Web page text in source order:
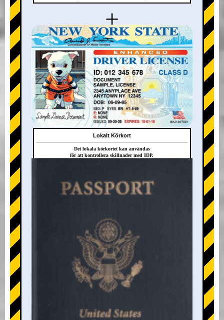
+
+
Lokalt Körkort
Det lokala körkortet kan användas
för att kontrollera skillnader med IDP.